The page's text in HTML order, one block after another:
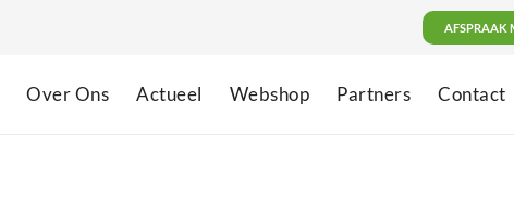
AFSPRAAK
Over Ons Actueel Webshop Partners Contact